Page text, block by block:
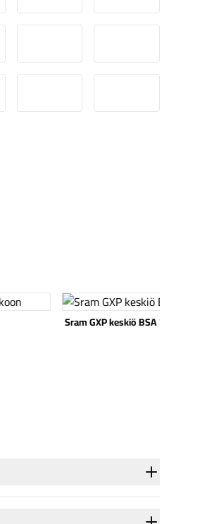
Katso tuote
Sram GXP keskiö BSA 73/68mm